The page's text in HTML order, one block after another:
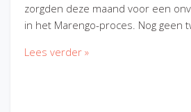
zorgden deze maand voor een
in het Marengo-proces. Nog geen
Lees verder »